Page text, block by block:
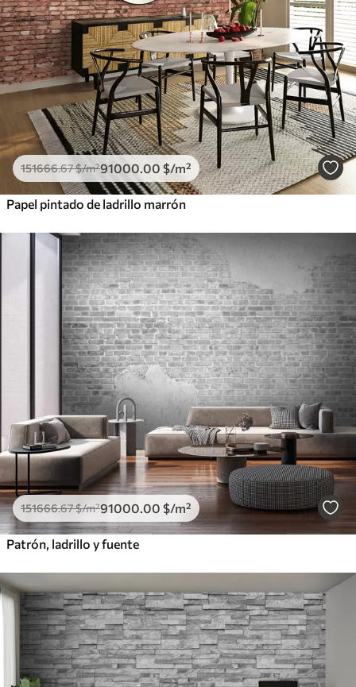
151666.67$/m²91000 .00 $/m²
Papel pintado de ladrillo marrón
151666.67$/m²91000 .00 $/m²
Patrón, ladrillo y fuente